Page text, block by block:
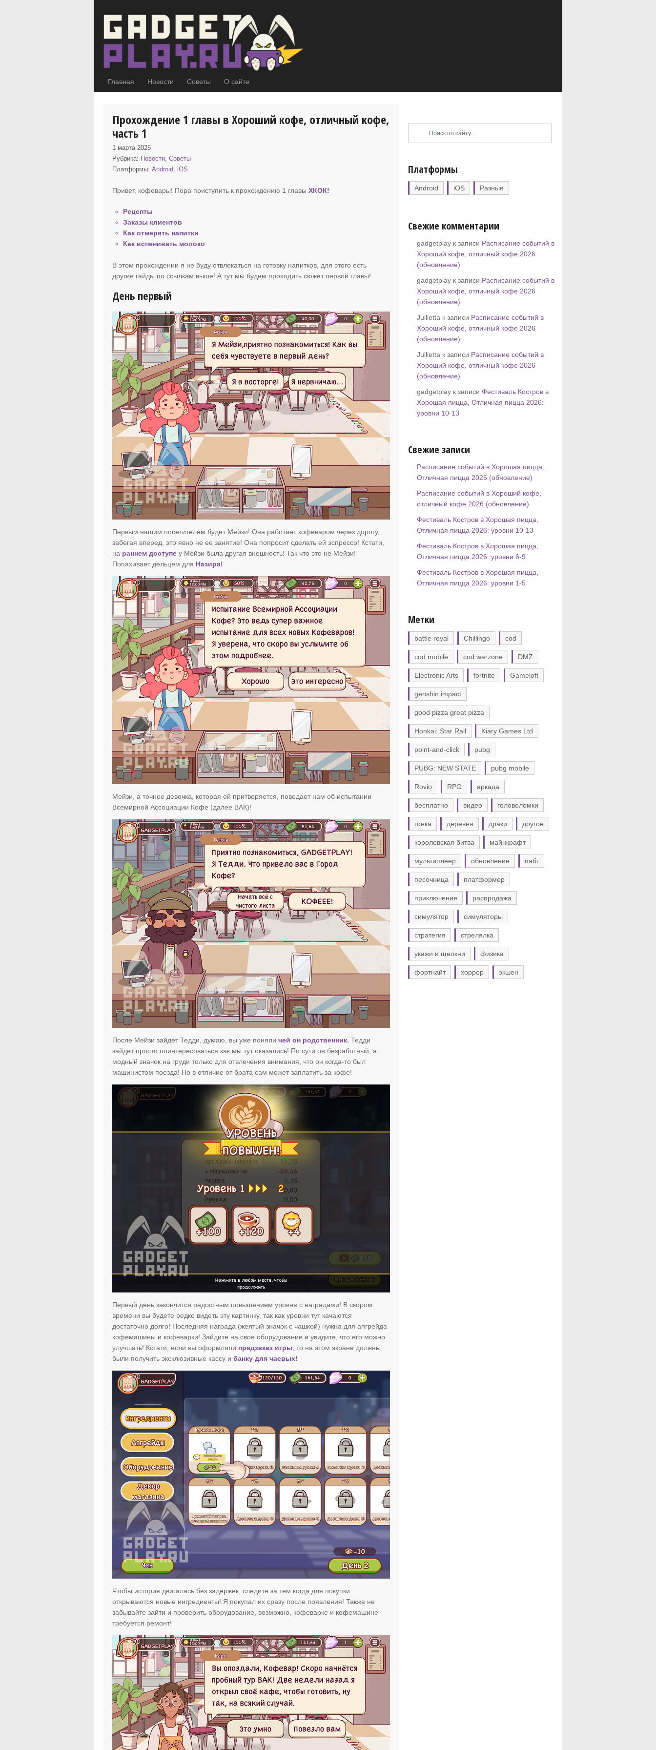
Главная Новости Советы О сайте
Прохождение 1 главы в Хороший кофе, отличный кофе,
часть 1
1 марта 2025
Рубрика: Новости,Советы
Платформы:Android, iOS
Привет, кофевары! Пора приступить к прохождению 1 главыХКОК!
Рецепты
Заказы клиентов
Как отмерять напитки
Как вспенивать молоко
В этом прохождении я не буду отвлекаться на готовку напитков, для этого есть
другие гайды по ссылкам выше! А тут мы будем проходить сюжет первой главы!
День первый
Первым нашим посетителем будет Мейзи! Она работает кофеваром через дорогу,
забегая вперед, это явно не ее занятие! Она попросит сделать ей эспрессо! Кстати,
на раннем доступе у Мейзи была другая внешность! Так что это не Мейзи!
Попахивает дельцем для Назира!
Мейзи, а точнее девочка, которая ей притворяется, поведает нам об испытании
Всемирной Ассоциации Кофе (далее ВАК)!
После Мейзи зайдет Тедди, думаю, вы уже поняличей он родственник. Тедди
зайдет просто поинтересоваться как мы тут оказались! По сути он безработный, а
модный значок на груди только для отвлечения внимания, что он когда-то был
машинистом поезда! Но в отличие от брата сам может заплатить за кофе!
Первый день закончится радостным повышением уровня с наградами! В скором
времени вы будете редко видеть эту картинку, так как уровни тут качаются
достаточно долго! Последняя награда (желтый значок с чашкой) нужна для апгрейда
кофемашины и кофеварки! Зайдите на свое оборудование и увидите, что его можно
улучшать! Кстати, если вы оформляли предзаказ игры , то на этом экране должны
были получить эксклюзивные кассу ибанку для чаевых!
Чтобы история двигалась без задержек, следите за тем когда для покупки
открываются новые ингредиенты! Я покупал их сразу после появления! Также не
забывайте зайти и проверить оборудование, возможно, кофеварке и кофемашине
требуется ремонт!
Платформы
Android iOS Разные
Свежие комментарии
gadgetplay к записи Расписание событий в
Хороший кофе, отличный кофе 2026
(обновление)
gadgetplay к записи Расписание событий в
Хороший кофе, отличный кофе 2026
(обновление)
Jullietta к записи Расписание событий в
Хороший кофе, отличный кофе 2026
(обновление)
Jullietta к записи Расписание событий в
Хороший кофе, отличный кофе 2026
(обновление)
gadgetplay к записи Фестиваль Костров в
Хорошая пицца, Отличная пицца 2026:
уровни 10-13
Свежие записи
Расписание событий в Хорошая пицца,
Отличная пицца 2026 (обновление)
Расписание событий в Хороший кофе,
отличный кофе 2026 (обновление)
Фестиваль Костров в Хорошая пицца,
Отличная пицца 2026: уровни 10-13
Фестиваль Костров в Хорошая пицца,
Отличная пицца 2026: уровни 6-9
Фестиваль Костров в Хорошая пицца,
Отличная пицца 2026: уровни 1-5
Метки
battle royal Chillingo cod
cod mobile cod warzone DMZ
Electronic Arts fortnite Gameloft
genshin impact
good pizza great pizza
Honkai: Star Rail Kiary Games Ltd
point-and-click pubg
PUBG: NEW STATE pubg mobile
Rovio RPG аркада
бесплатно видео головоломки
гонка деревня драки другое
королевская битва майнкрафт
мультиплеер обновление пабг
песочница платформер
приключение распродажа
симулятор симуляторы
стратегия стрелялка
укажи и щелкни физика
фортнайт хоррор экшен